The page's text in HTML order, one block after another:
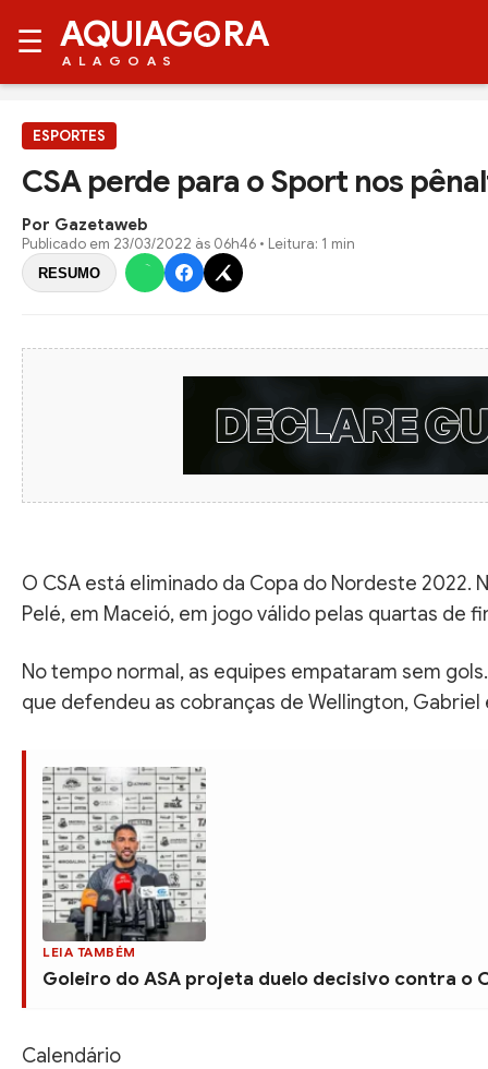
☰ AQUIAG RA
ALAGOAS
ESPORTES
CSA perde para o Sport nos
Por Gazetaweb
Publicado em 23/03/2022 às 06h46 • Leitura: 1 min
RESUMO
O CSA está eliminado da Copa do Nordeste 2022.
Pelé, em Maceió, em jogo válido pelas quartas de
No tempo normal, as equipes empataram sem
que defendeu as cobranças de Wellington, Gabriel
LEIA TAMBÉM
Goleiro do ASA projeta duelo decisivo contra o
Calendário